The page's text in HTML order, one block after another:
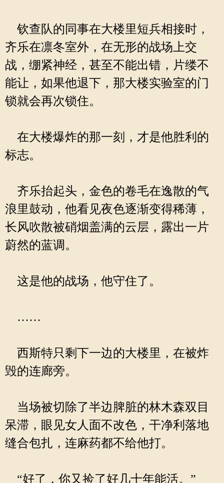
钦查队的同事在大楼里短兵相接时，
齐乐在凛冬室外，在无形的战场上交
战，绷紧神经，甚至不能出错，片缕不
能让，如果他退下，那大楼实验室的门
锁就会再次锁住。
在大楼爆炸的那一刻，才是他胜利的
标志。
齐乐抬起头，金色的卷毛在逸散的气
浪里鼓动，他看见夜色逐渐变得稀薄，
长风吹散被硝烟盖满的云层，露出一片
蔚然的蓝调。
这是他的战场，他守住了。
……
西斯特只剩下一边的大楼里，在被炸
毁的连廊旁。
当场被切除了半边脾脏的林木森双目
呆滞，眼见女人面不改色，干净利落地
缝合包扎，连麻药都不给他打。
“好了，你又捡了好几十年能活。”